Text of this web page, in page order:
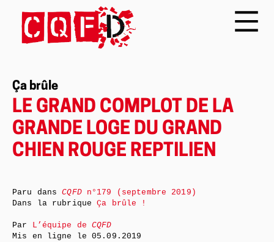
Ça brûle
LE GRAND COMPLOT DE LA
GRANDE LOGE DU GRAND
CHIEN ROUGE REPTILIEN
Paru dansCQFDn°179 (septembre 2019)
Dans la rubriqueÇa brûle !
Par L’équipe deCQFD
Mis en ligne le05.09.2019